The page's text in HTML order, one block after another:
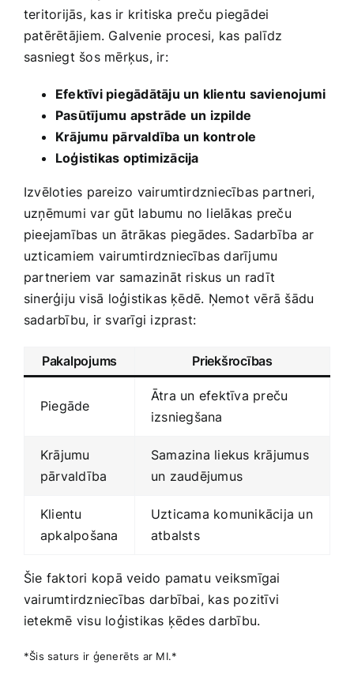
Sports, tūrisms un atpūta
Zoo preces
teritorijās, kas ir kritiska preču piegādei
patērētājiem. Galvenie procesi, kas palīdz
sasniegt šos mērķus,‍ ir:
Efektīvi piegādātāju un klientu​ savienojumi
Pasūtījumu apstrāde un izpilde
Krājumu⁢ pārvaldība un kontrole
Loģistikas optimizācija
Izvēloties pareizo vairumtirdzniecības partneri,
uzņēmumi var‍ gūt labumu no lielākas preču
pieejamības un ⁢ātrākas piegādes. Sadarbība ar
uzticamiem vairumtirdzniecības darījumu
partneriem ⁣var ‌samazināt riskus ⁣un radīt
sinerģiju visā loģistikas ķēdē. Ņemot vērā šādu
sadarbību, ir svarīgi izprast:
Pakalpojums Priekšrocības
Piegāde
Ātra un efektīva preču⁣
izsniegšana
Krājumu
pārvaldība
Samazina liekus krājumus
un zaudējumus
Klientu
apkalpošana
Uzticama komunikācija un
atbalsts
Šie faktori kopā veido pamatu veiksmīgai
vairumtirdzniecības darbībai, kas pozitīvi
ietekmē visu loģistikas ⁤ķēdes darbību.
*Šis saturs ir ģenerēts ar MI.*